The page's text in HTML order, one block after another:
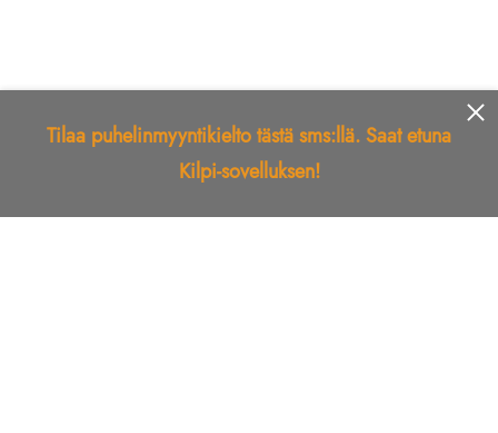
Tilaa puhelinmyyntikielto tästä sms:llä. Saat etuna
Kilpi-sovelluksen!